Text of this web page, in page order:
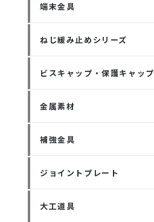
端末金具
ねじ緩み止めシリーズ
ビスキャップ・保護キャップ
金属素材
補強金具
ジョイントプレート
大工道具